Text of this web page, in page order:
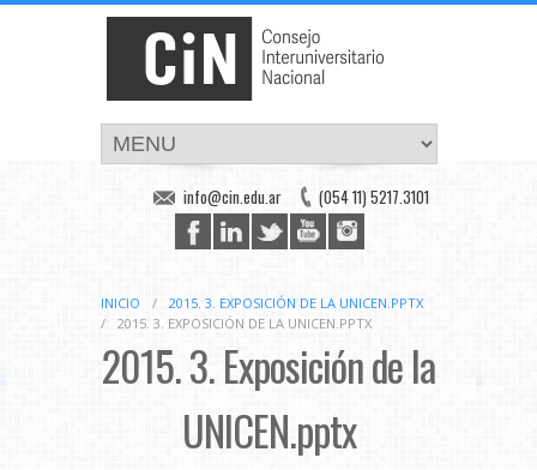
(054 11) 5217.3101
info@cin.edu.ar
INICIO /
2015. 3. EXPOSICIÓN DE LA UNICEN.PPTX
/
2015. 3. EXPOSICIÓN DE LA UNICEN.PPTX
2015. 3. Exposición de la
UNICEN.pptx